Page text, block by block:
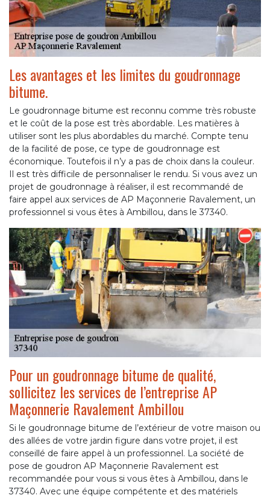
Les avantages et les limites du goudronnage
bitume.
Le goudronnage bitume est reconnu comme très robuste
et le coût de la pose est très abordable. Les matières à
utiliser sont les plus abordables du marché. Compte tenu
de la facilité de pose, ce type de goudronnage est
économique. Toutefois il n’y a pas de choix dans la couleur.
Il est très difficile de personnaliser le rendu. Si vous avez un
projet de goudronnage à réaliser, il est recommandé de
faire appel aux services de AP Maçonnerie Ravalement, un
professionnel si vous êtes à Ambillou, dans le 37340.
Pour un goudronnage bitume de qualité,
sollicitez les services de l’entreprise AP
Maçonnerie Ravalement Ambillou
Si le goudronnage bitume de l’extérieur de votre maison ou
des allées de votre jardin figure dans votre projet, il est
conseillé de faire appel à un professionnel. La société de
pose de goudron AP Maçonnerie Ravalement est
recommandée pour vous si vous êtes à Ambillou, dans le
37340. Avec une équipe compétente et des matériels